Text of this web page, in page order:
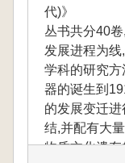
代)》
丛书共分40
发展进程为
学科的研究
器的诞生到
的发展变迁
结,并配有大
物质文化遗